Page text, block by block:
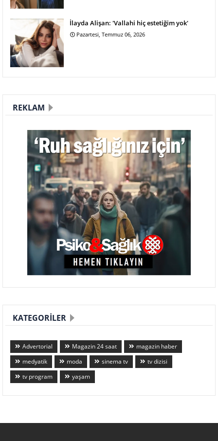
İlayda Alişan: 'Vallahi hiç estetiğim yok'
Pazartesi, Temmuz 06, 2026
REKLAM
KATEGORILER
Advertorial Magazin 24 saat
magazin haber
medyatik
moda sinema tv
tv dizisi
tv program
yaşam